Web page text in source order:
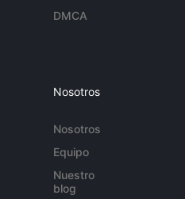
DMCA
Nosotros
Nosotros
Equipo
Nuestro
blog